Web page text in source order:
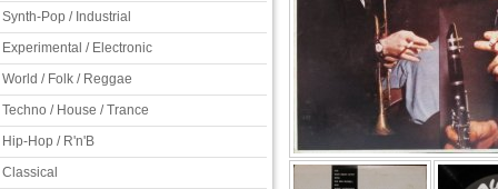
Synth-Pop / Industrial
Experimental / Electronic
World / Folk / Reggae
Techno / House / Trance
Hip-Hop / R'n'B
Classical